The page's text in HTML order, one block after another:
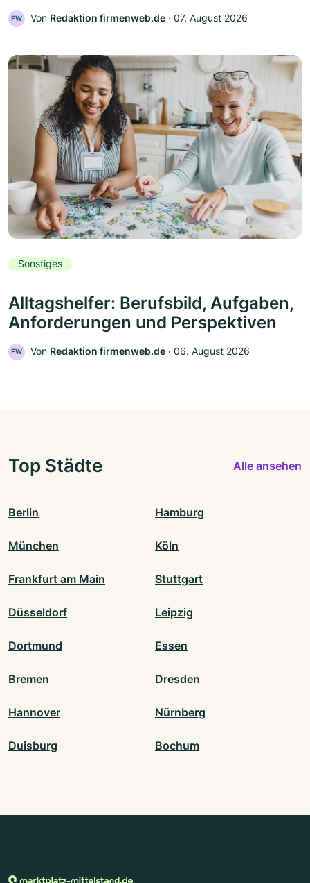
FW Von Redaktion firmenweb.de ‧ 07. August 2026
Sonstiges
Alltagshelfer: Berufsbild, Aufgaben,
Anforderungen und Perspektiven
FW Von Redaktion firmenweb.de ‧ 06. August 2026
Top Städte Alle ansehen
Berlin Hamburg
München Köln
Frankfurt am Main Stuttgart
Düsseldorf Leipzig
Dortmund Essen
Bremen Dresden
Hannover Nürnberg
Duisburg Bochum